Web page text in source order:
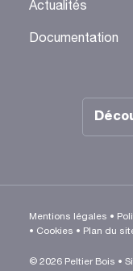
Actualités
Documentation
Mentions légales •
• Cookies • Plan du
© 2026 Peltier Bois •